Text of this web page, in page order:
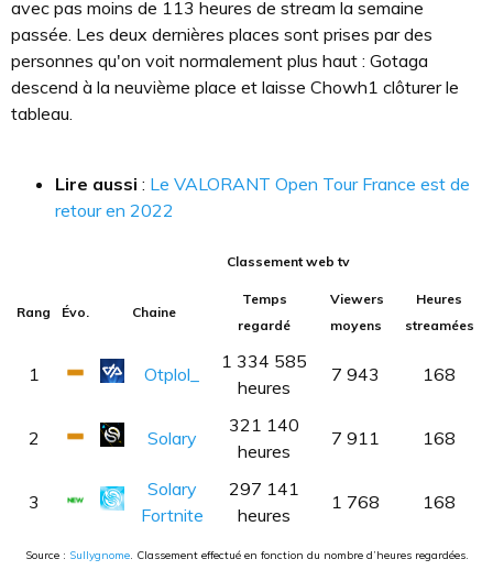
avec pas moins de 113 heures de stream la semaine
passée. Les deux dernières places sont prises par des
personnes qu'on voit normalement plus haut : Gotaga
descend à la neuvième place et laisse Chowh1 clôturer le
tableau.
Lire aussi : Le VALORANT Open Tour France est de
retour en 2022
Classement web tv
Rang Évo. Chaine
Temps
regardé
Viewers
moyens
Heures
streamées
1 Otplol_
1 334 585
heures
7 943 168
2 Solary
321 140
heures
7 911 168
3
Solary
Fortnite
297 141
heures
1 768 168
Source : Sullygnome. Classement effectué en fonction du nombre d’heures regardées.